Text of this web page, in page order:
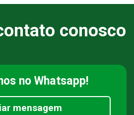
conosco
no Whatsapp!
mensagem